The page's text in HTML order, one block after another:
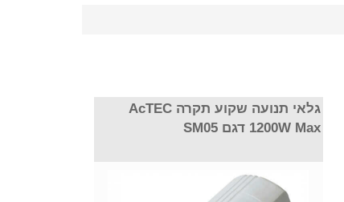
גלאי תנועה שקוע תקרה AcTEC
1200W Max דגם SM05